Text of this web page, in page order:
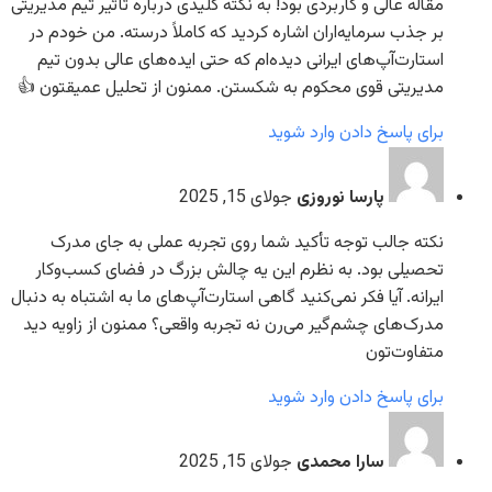
مقاله عالی و کاربردی بود! به نکته کلیدی درباره تأثیر تیم مدیریتی
بر جذب سرمایه‌اران اشاره کردید که کاملاً درسته. من خودم در
استارت‌آپ‌های ایرانی دیده‌ام که حتی ایده‌های عالی بدون تیم
مدیریتی قوی محکوم به شکستن. ممنون از تحلیل عمیقتون 👍
برای پاسخ دادن وارد شوید
پارسا نوروزی جولای 15, 2025
نکته جالب توجه تأکید شما روی تجربه عملی به جای مدرک
تحصیلی بود. به نظرم این یه چالش بزرگ در فضای کسب‌وکار
ایرانه. آیا فکر نمی‌کنید گاهی استارت‌آپ‌های ما به اشتباه به دنبال
مدرک‌های چشم‌گیر می‌رن نه تجربه واقعی؟ ممنون از زاویه دید
متفاوت‌تون
برای پاسخ دادن وارد شوید
سارا محمدی جولای 15, 2025